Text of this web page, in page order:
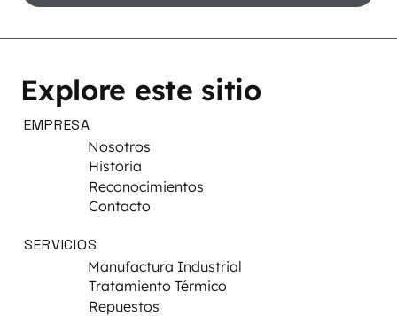
Explore este sitio
EMPRESA
Nosotros
Historia
Reconocimientos
Contacto
SERVICIOS
Manufactura Industrial
Tratamiento Térmico
Repuestos